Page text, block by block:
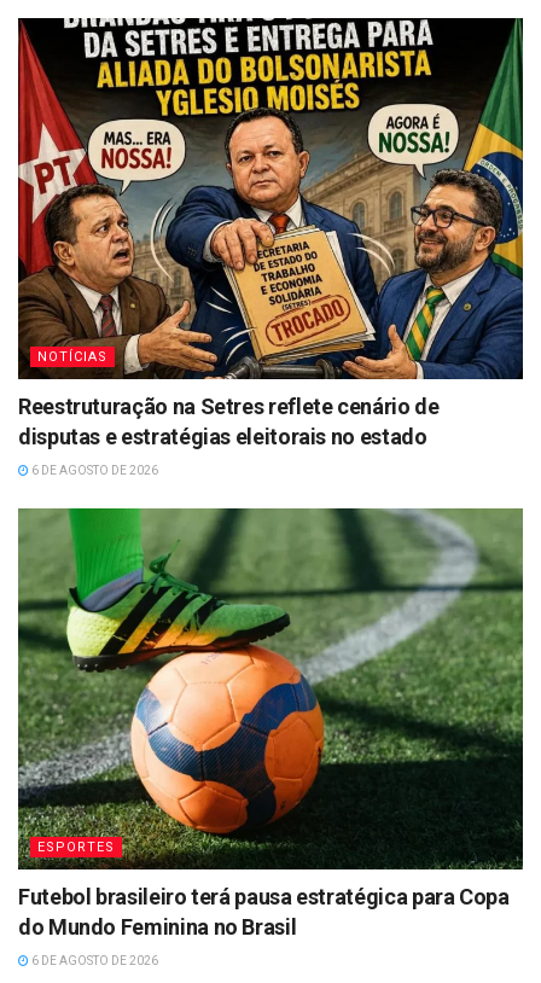
NOTÍCIAS
Reestruturação na Setres reflete cenário de
disputas e estratégias eleitorais no estado
6 DE AGOSTO DE 2026
ESPORTES
Futebol brasileiro terá pausa estratégica para Copa
do Mundo Feminina no Brasil
6 DE AGOSTO DE 2026